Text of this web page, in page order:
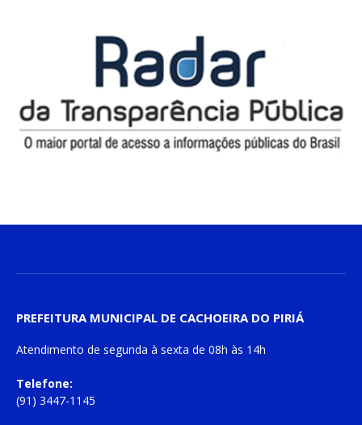
PREFEITURA MUNICIPAL DE CACHOEIRA DO PIRIÁ
Atendimento de segunda à sexta de 08h às 14h
Telefone:
(91) 3447-1145